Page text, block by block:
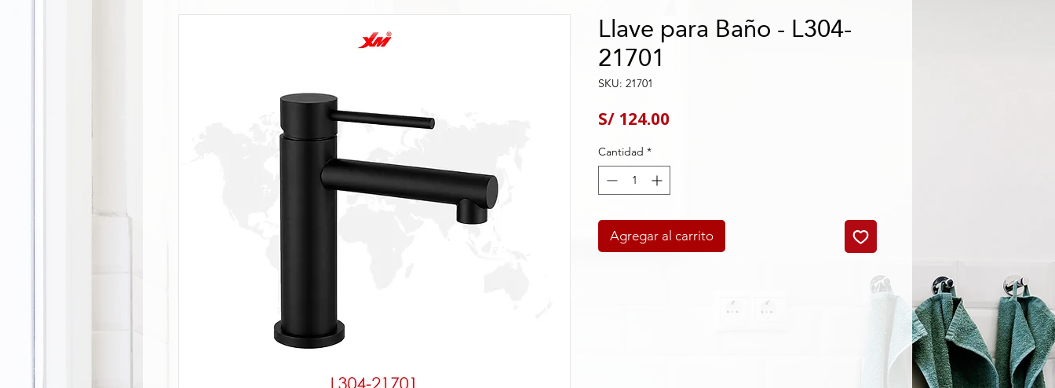
Llave para Baño - L304-
21701
SKU: 21701
S/ 124.00Precio
Cantidad *
Agregar al carrito